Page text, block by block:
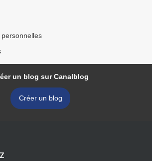
un blog sur Canalblog
Créer un blog